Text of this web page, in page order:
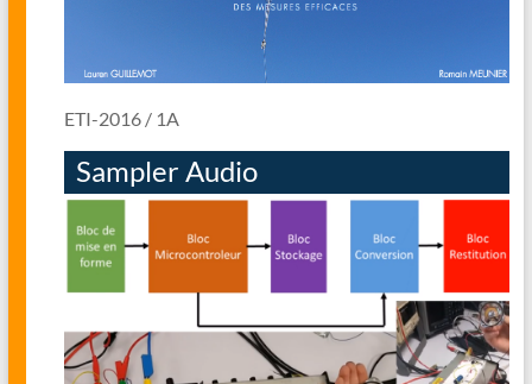
ETI-2016 / 1A
Sampler Audio